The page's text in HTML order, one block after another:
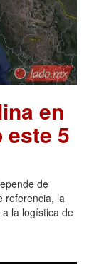
en
este 5
de
referencia, la
la logística de